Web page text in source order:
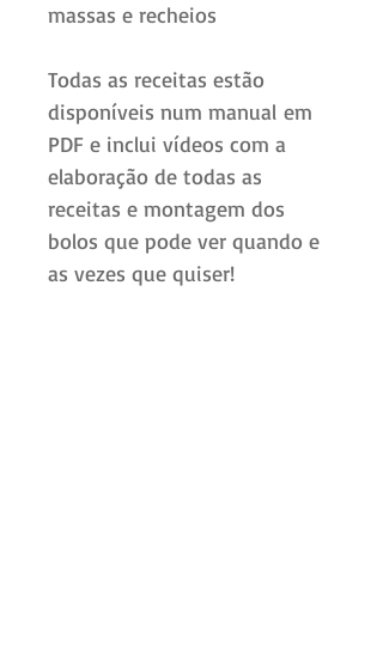
massas e recheios
Todas as receitas estão
disponíveis num manual em
PDF e inclui vídeos com a
elaboração de todas as
receitas e montagem dos
bolos que pode ver quando e
as vezes que quiser!